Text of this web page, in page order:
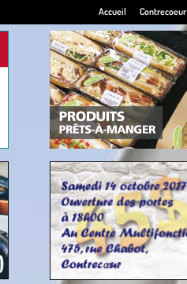
Accueil Contrecoeur